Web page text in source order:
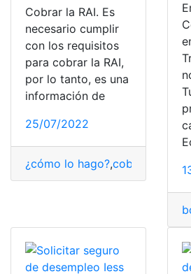
Cobrar la RAI. Es
necesario cumplir
con los requisitos
para cobrar la RAI,
por lo tanto, es una
información de
25/07/2022
¿cómo lo hago?,cobrar